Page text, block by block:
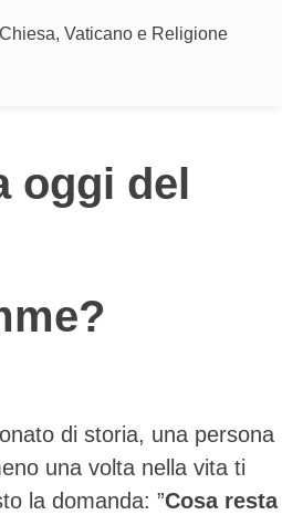
Chiesa, Vaticano e Religione
oggi del
di storia, una persona
una volta nella vita ti
la domanda: ”Cosa resta